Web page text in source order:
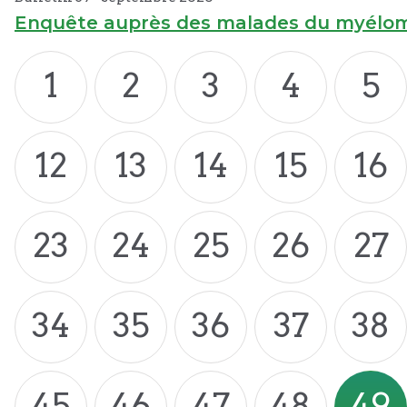
Enquête auprès des malades du
1 2 3 4
5
12
13 14 15
16
23
24 25 26
27
34
35 36 37
38